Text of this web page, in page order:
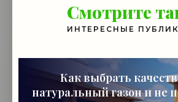
Смотрите
ИНТЕРЕСНЫЕ
Как выбрать
натуральный газон и не